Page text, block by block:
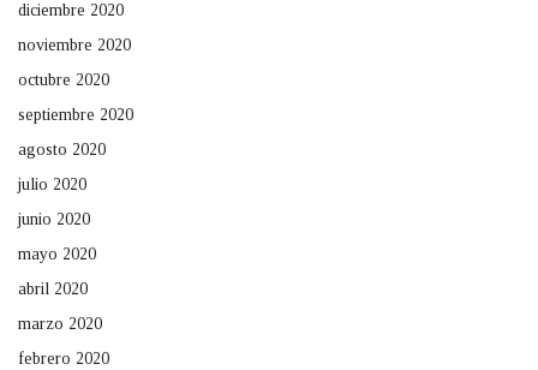
diciembre 2020
noviembre 2020
octubre 2020
septiembre 2020
agosto 2020
julio 2020
junio 2020
mayo 2020
abril 2020
marzo 2020
febrero 2020